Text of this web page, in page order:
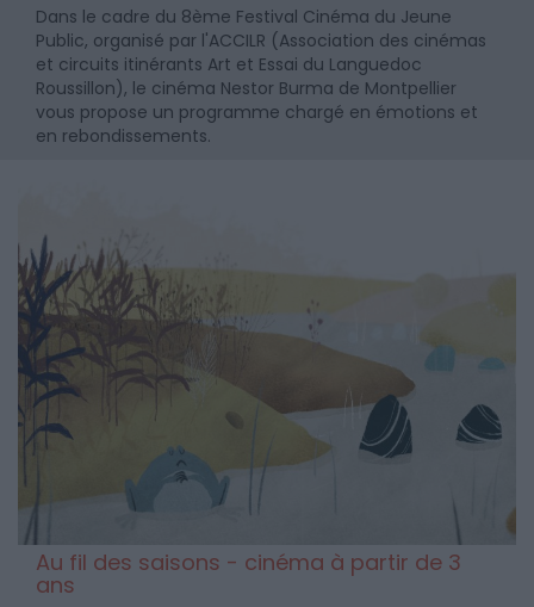
Dans le cadre du 8ème Festival Cinéma du Jeune
Public, organisé par l'ACCILR (Association des cinémas
et circuits itinérants Art et Essai du Languedoc
Roussillon), le cinéma Nestor Burma de Montpellier
vous propose un programme chargé en émotions et
en rebondissements.
Au fil des saisons - cinéma à partir de 3
ans